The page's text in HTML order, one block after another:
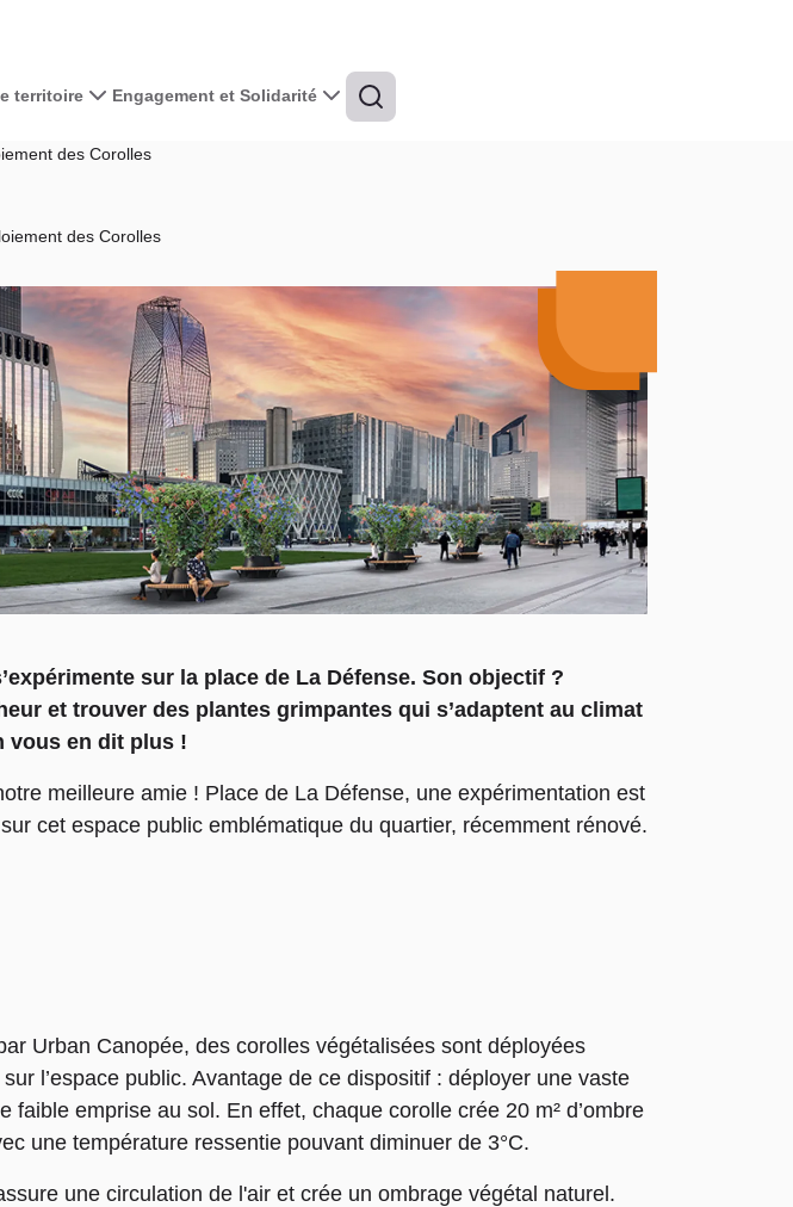
territoire Engagement et Solidarité
des Corolles
des Corolles
sur la place de La Défense. Son objectif ?
et trouver des plantes grimpantes qui s’adaptent au climat
vous en dit plus !
meilleure amie ! Place de La Défense, une expérimentation est
cet espace public emblématique du quartier, récemment rénové.
Urban Canopée, des corolles végétalisées sont déployées
l’espace public. Avantage de ce dispositif : déployer une vaste
faible emprise au sol. En effet, chaque corolle crée 20 m² d’ombre
une température ressentie pouvant diminuer de 3°C.
une circulation de l'air et crée un ombrage végétal naturel.